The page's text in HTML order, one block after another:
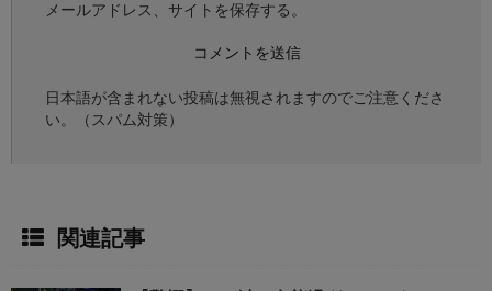
メールアドレス、サイトを保存する。
日本語が含まれない投稿は無視されますのでご注意くださ
い。（スパム対策）
関連記事